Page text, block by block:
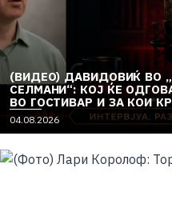
(ВИДЕО) ДАВИДОВИЌ ВО
СЕЛМАНИ“: КОЈ ЌЕ
ВО ГОСТИВАР И ЗА КОИ
04.08.2026